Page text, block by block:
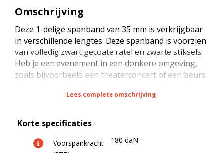
Omschrijving
Deze 1-delige spanband van 35 mm is verkrijgbaar
in verschillende lengtes. Deze spanband is voorzien
van volledig zwart gecoate ratel en zwarte stiksels.
Heb je een evenement in een donkere omgeving,
zoals bijvoorbeeld een theaterconcert of een beurs
worden vastgesjord met spanbanden met verzinkte
opvallen voor het publiek. Door te kiezen voor
volledig zwarte spanbanden kan jij als decorateur,
organisator of technisch medewerker de aandacht
Lees complete omschrijving
Korte specificaties
Voorspankracht
180 daN